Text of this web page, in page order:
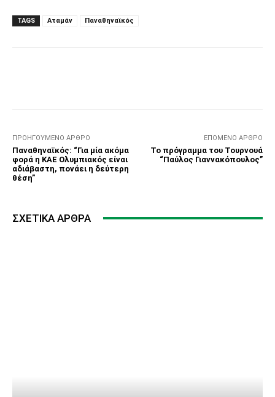
TAGS Αταμάν Παναθηναϊκός
ΠΡΟΗΓΟΎΜΕΝΟ ΆΡΘΡΟ
Παναθηναϊκός: “Για μία ακόμα
φορά η ΚΑΕ Ολυμπιακός είναι
αδιάβαστη, πονάει η δεύτερη
θέση”
ΕΠΌΜΕΝΟ ΆΡΘΡΟ
Το πρόγραμμα του Τουρνουά
“Παύλος Γιαννακόπουλος”
ΣΧΕΤΙΚΆ ΆΡΘΡΑ